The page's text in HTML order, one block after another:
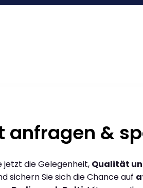
anfragen &
jetzt die Gelegenheit, Qualität
sichern Sie sich die Chance auf